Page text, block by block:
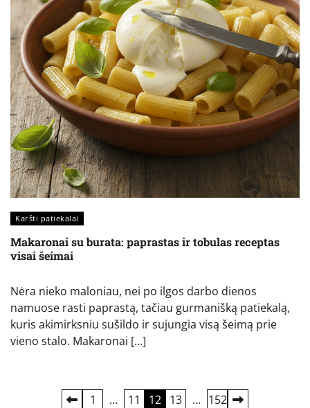
Karšti patiekalai
Makaronai su burata: paprastas ir tobulas receptas
visai šeimai
Nėra nieko maloniau, nei po ilgos darbo dienos
namuose rasti paprastą, tačiau gurmanišką patiekalą,
kuris akimirksniu sušildo ir sujungia visą šeimą prie
vieno stalo. Makaronai […]
1 … 11 12 13 … 152